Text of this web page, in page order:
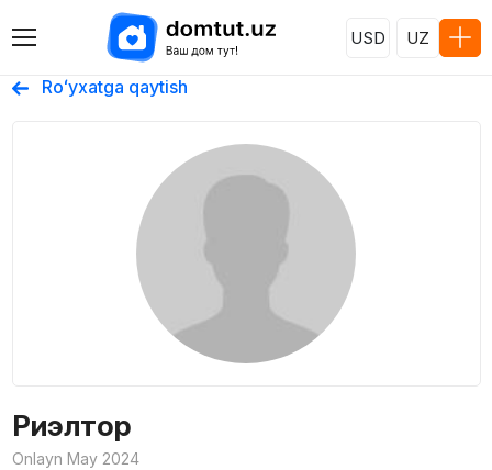
USD UZ
Roʻyxatga qaytish
Риэлтор
Onlayn May 2024